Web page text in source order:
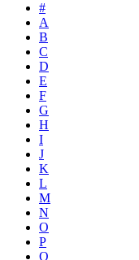
#
A
B
C
D
E
F
G
H
I
J
K
L
M
N
O
P
Q